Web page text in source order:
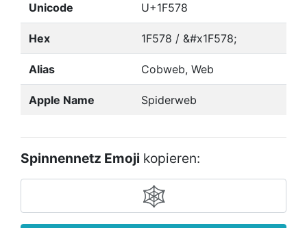
Unicode U+1F578
Hex 1F578 / &#x1F578;
Alias Cobweb, Web
Apple Name Spiderweb
Spinnennetz Emoji kopieren: